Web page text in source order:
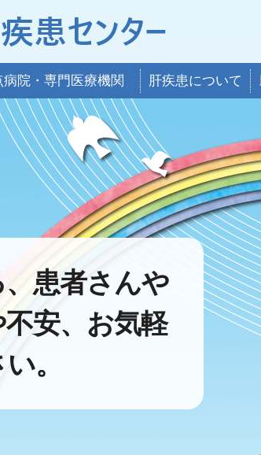
病院・専門医療機関 肝疾患について
患者さんや
安、お気軽
。